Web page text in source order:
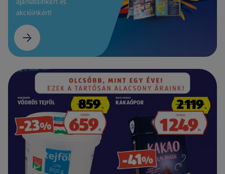
akcióinkért!